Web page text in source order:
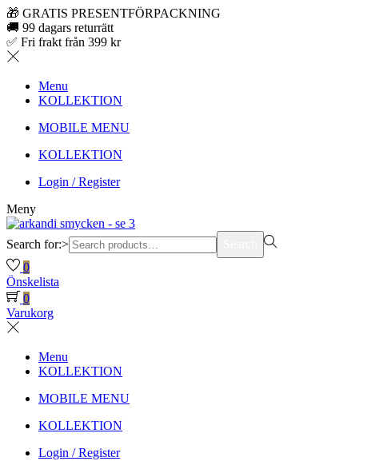
🎁 GRATIS PRESENTFÖRPACKNING
🚚 99 dagars returrätt
✅ Fri frakt från 399 kr
Menu
KOLLEKTION
MOBILE MENU
KOLLEKTION
Login / Register
Meny
Search for:>
0
Önskelista
0
Varukorg
Menu
KOLLEKTION
MOBILE MENU
KOLLEKTION
Login / Register